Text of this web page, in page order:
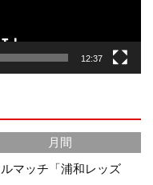
e
C
h
12:37
月間
マッチ「浦和レッズ